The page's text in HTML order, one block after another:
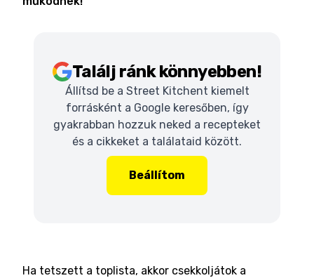
Találj ránk könnyebben!
Állítsd be a Street Kitchent kiemelt
forrásként a Google keresőben, így
gyakrabban hozzuk neked a recepteket
és a cikkeket a találataid között.
Beállítom
Ha tetszett a toplista, akkor csekkoljátok a